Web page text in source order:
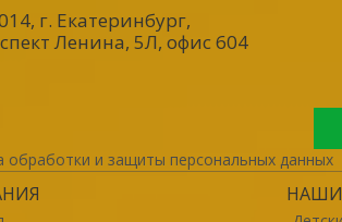
г. Екатеринбург,
Ленина, 5Л, офис 604
обработки и защиты персональных данных
НАШИ